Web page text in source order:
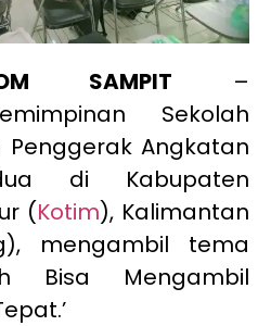
SAMPIT –
Sekolah
Penggerak Angkatan
di Kabupaten
(Kotim), Kalimantan
mengambil tema
Bisa Mengambil